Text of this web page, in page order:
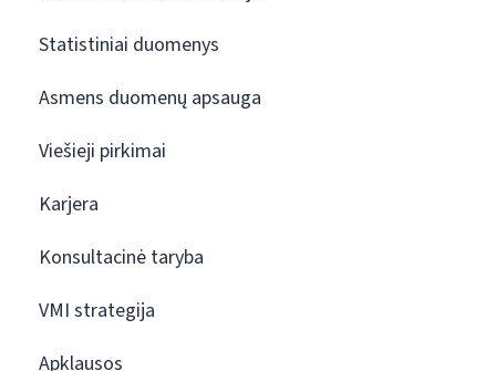
Statistiniai duomenys
Asmens duomenų apsauga
Viešieji pirkimai
Karjera
Konsultacinė taryba
VMI strategija
Apklausos